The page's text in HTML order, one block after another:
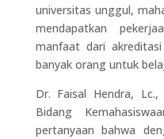
universitas unggul,
mendapatkan
manfaat dari
banyak orang untuk
Dr. Faisal Hendra,
Bidang
pertanyaan bahwa